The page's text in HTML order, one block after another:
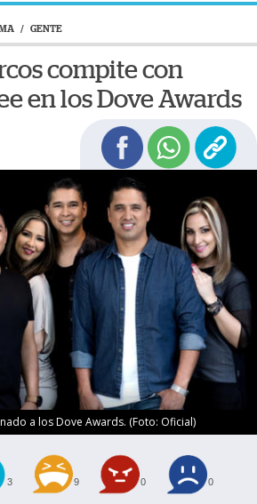
/ GENTE
compite con
en los Dove Awards
a los Dove Awards. (Foto: Oficial)
3 9 0 0